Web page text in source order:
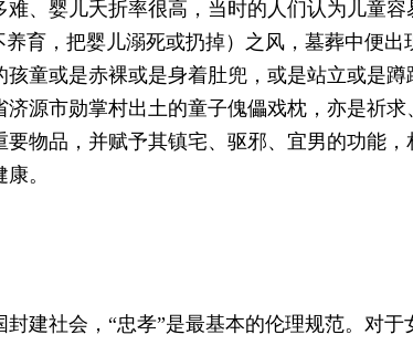
、婴儿夭折率很高，当时的人们认为儿童容
育，把婴儿溺死或扔掉）之风，墓葬中便出
童或是赤裸或是身着肚兜，或是站立或是蹲
源市勋掌村出土的童子傀儡戏枕，亦是祈求
物品，并赋予其镇宅、驱邪、宜男的功能，
。
建社会，“忠孝”是最基本的伦理规范。对于